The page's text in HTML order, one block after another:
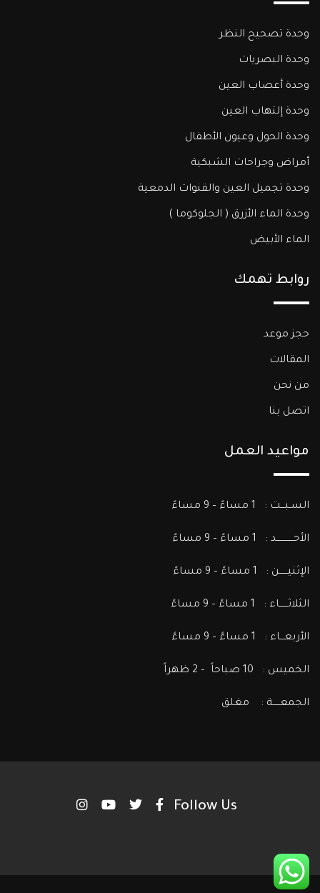
وحدة تصحيح النظر
وحدة البصريات
وحدة أعصاب العين
وحدة إلتهاب العين
وحدة الحول وعيون الأطفال
أمراض وجراحات الشبكية
وحدة تجميل العين والقنوات الدمعية
وحدة الماء الأزرق ( الجلوكوما )​
الماء الأبيض
روابط تهمك
حجز موعد
المقالات
من نحن
اتصل بنا
مواعيد العمل
السـبـــت : 1 مساءً – 9 مساءً
الأحــــــــــــد : 1 مساءً – 9 مساءً
الإثنيــــــن : 1 مساءً – 9 مساءً
الثلاثــــــاء : 1 مساءً – 9 مساءً
الأربعـــاء : 1 مساءً – 9 مساءً
الخميس : 10 صباحاً – 2 ظهراً
الجمعـــــة : مغلق
Follow Us